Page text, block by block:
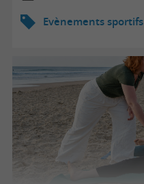
Evènements sportifs